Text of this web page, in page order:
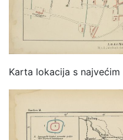
Karta lokacija s